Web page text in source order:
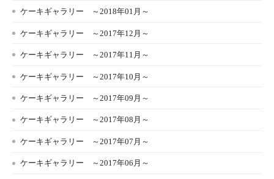
ケーキギャラリー ～2018年01月～
ケーキギャラリー ～2017年12月～
ケーキギャラリー ～2017年11月～
ケーキギャラリー ～2017年10月～
ケーキギャラリー ～2017年09月～
ケーキギャラリー ～2017年08月～
ケーキギャラリー ～2017年07月～
ケーキギャラリー ～2017年06月～